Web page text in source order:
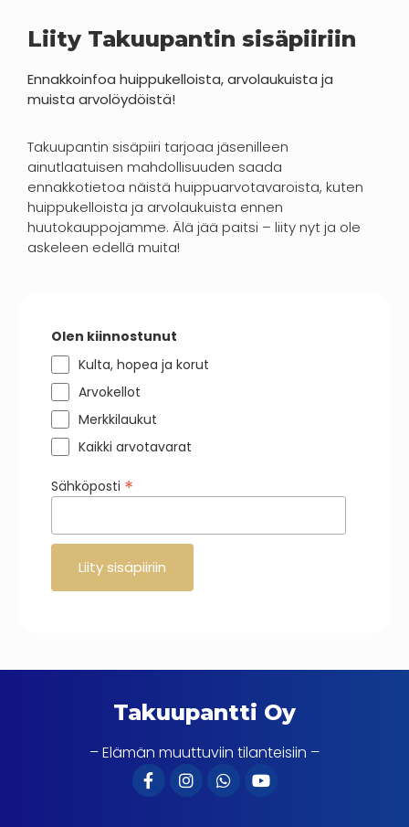
Liity Takuupantin sisäpiiriin
Ennakkoinfoa huippukelloista, arvolaukuista ja
muista arvolöydöistä!
Takuupantin sisäpiiri tarjoaa jäsenilleen
ainutlaatuisen mahdollisuuden saada
ennakkotietoa näistä huippuarvotavaroista, kuten
huippukelloista ja arvolaukuista ennen
huutokauppojamme. Älä jää paitsi – liity nyt ja ole
askeleen edellä muita!
Olen kiinnostunut
Kulta, hopea ja korut
Arvokellot
Merkkilaukut
Kaikki arvotavarat
Sähköposti *
Takuupantti Oy
– Elämän muuttuviin tilanteisiin –